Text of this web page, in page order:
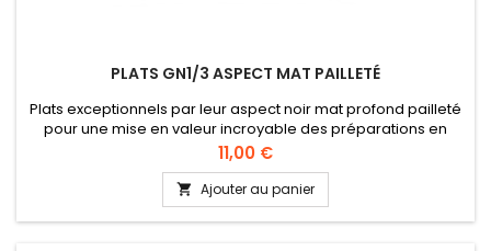
PLATS GN1/3 ASPECT MAT PAILLETÉ
Plats exceptionnels par leur aspect noir mat profond pailleté
pour une mise en valeur incroyable des préparations en
vitrine ou pour des buffets. Idéal pour petits four, pâtisseries,
etc. Dimensions GN1/3 : 325 x 176 mm Hauteur 17 et 50 mm
Prix
11,00 €
 Ajouter au panier